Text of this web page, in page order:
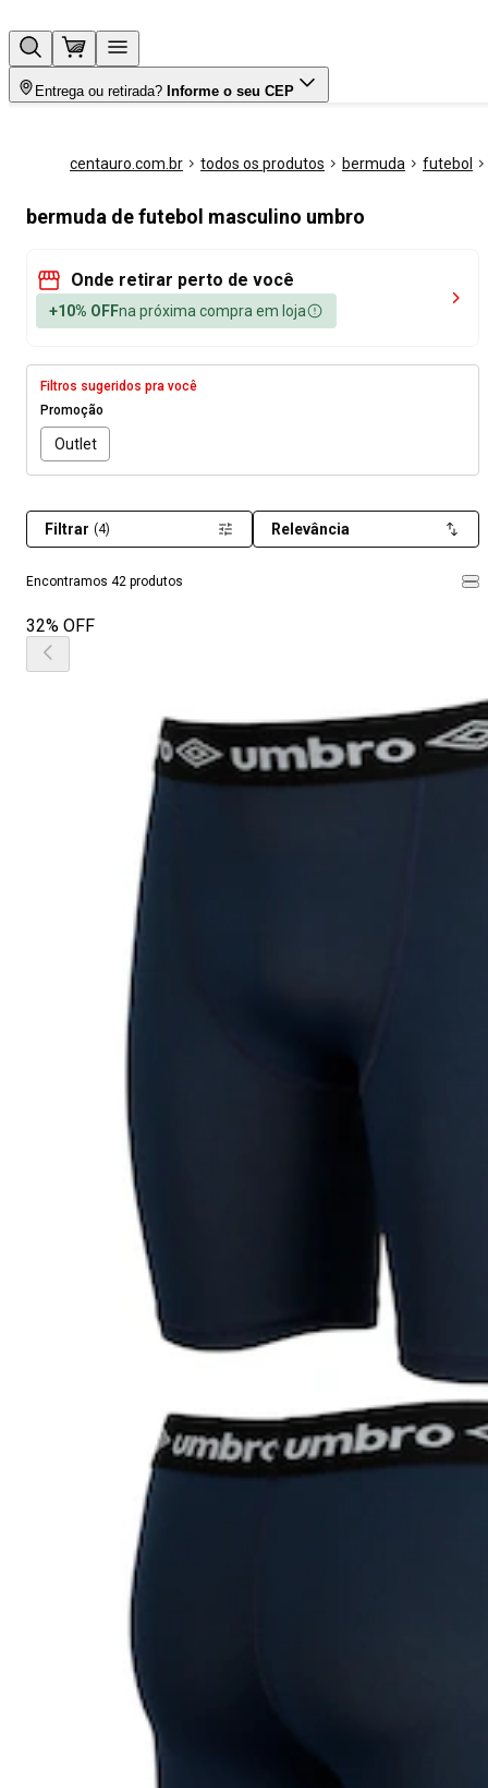
Entrega ou retirada? Informe o seu CEP
centauro.com.br todos os produtos bermuda futebol
bermuda de futebol masculino umbro
Onde retirar perto de você
+10% OFFna próxima compra em loja
Filtros sugeridos pra você
Promoção
Outlet
Encontramos 42 produtos
Filtrar (4) Relevância
32% OFF